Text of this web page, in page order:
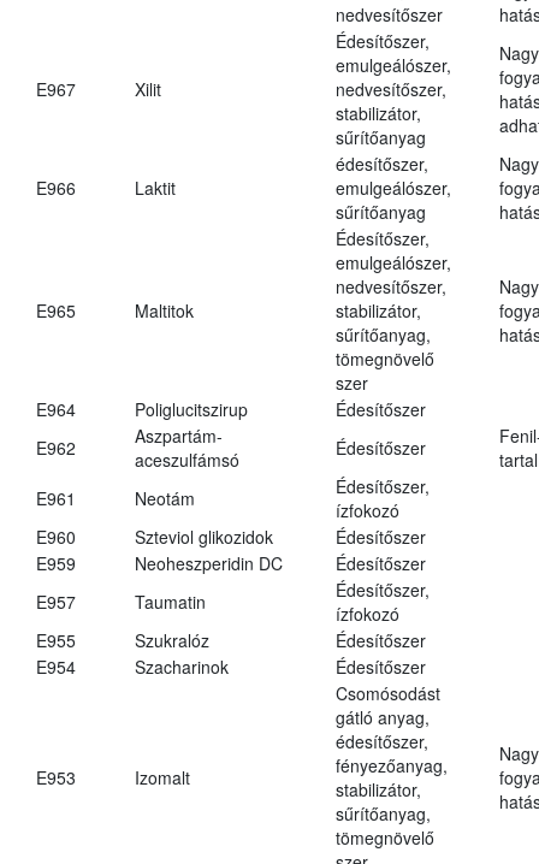
nedvesítőszer
E967 Xilit
Édesítőszer,
emulgeálószer,
nedvesítőszer,
stabilizátor,
sűrítőanyag
E966 Laktit
édesítőszer,
emulgeálószer,
sűrítőanyag
E965 Maltitok
Édesítőszer,
emulgeálószer,
nedvesítőszer,
stabilizátor,
sűrítőanyag,
tömegnövelő
szer
E964 Poliglucitszirup
Édesítőszer
E962
Aszpartám-
aceszulfámsó
Édesítőszer
E961
Neotám
Édesítőszer,
ízfokozó
E960
Szteviol glikozidok
Édesítőszer
E959
Neoheszperidin DC
Édesítőszer
E957
Taumatin
Édesítőszer,
ízfokozó
E955
Szukralóz
Édesítőszer
E954
Szacharinok Édesítőszer
E953 Izomalt
Csomósodást
gátló anyag,
édesítőszer,
fényezőanyag,
stabilizátor,
sűrítőanyag,
tömegnövelő